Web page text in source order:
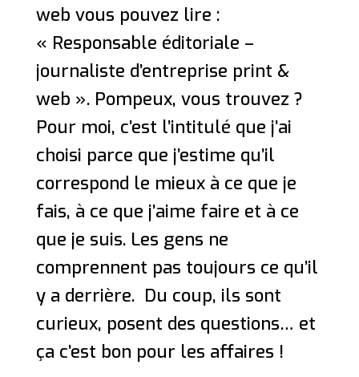
web vous pouvez lire :
« Responsable éditoriale –
journaliste d’entreprise print &
web ». Pompeux, vous trouvez ?
Pour moi, c’est l’intitulé que j’ai
choisi parce que j’estime qu’il
correspond le mieux à ce que je
fais, à ce que j’aime faire et à ce
que je suis. Les gens ne
comprennent pas toujours ce qu’il
y a derrière. Du coup, ils sont
curieux, posent des questions… et
ça c’est bon pour les affaires !